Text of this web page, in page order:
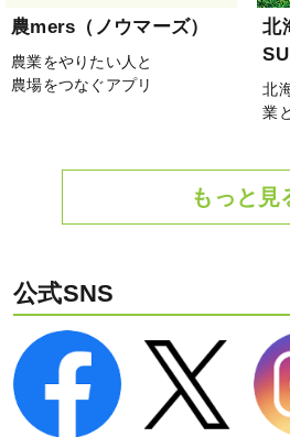
農mers（ノウマーズ）
農業をやりたい人と
農場をつなぐアプリ
北
北
業
もっと見
公式SNS